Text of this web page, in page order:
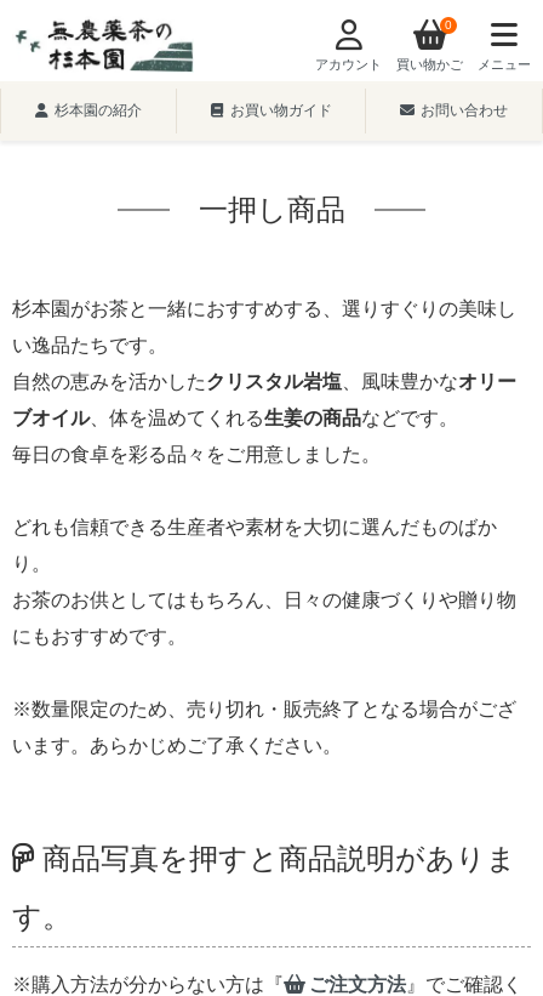
アカウント 買い物かご
0
メニュー
杉本園の紹介 お買い物ガイド お問い合わせ
一押し商品
杉本園がお茶と一緒におすすめする、選りすぐりの美味し
い逸品たちです。
自然の恵みを活かしたクリスタル岩塩 、風味豊かなオリー
ブオイル、体を温めてくれる生姜の商品などです。
毎日の食卓を彩る品々をご用意しました。
どれも信頼できる生産者や素材を大切に選んだものばか
り。
お茶のお供としてはもちろん、日々の健康づくりや贈り物
にもおすすめです。
※数量限定のため、売り切れ・販売終了となる場合がござ
います。あらかじめご了承ください。
商品写真を押すと商品説明がありま
す。
※購入方法が分からない方は『 ご注文方法 』でご確認く